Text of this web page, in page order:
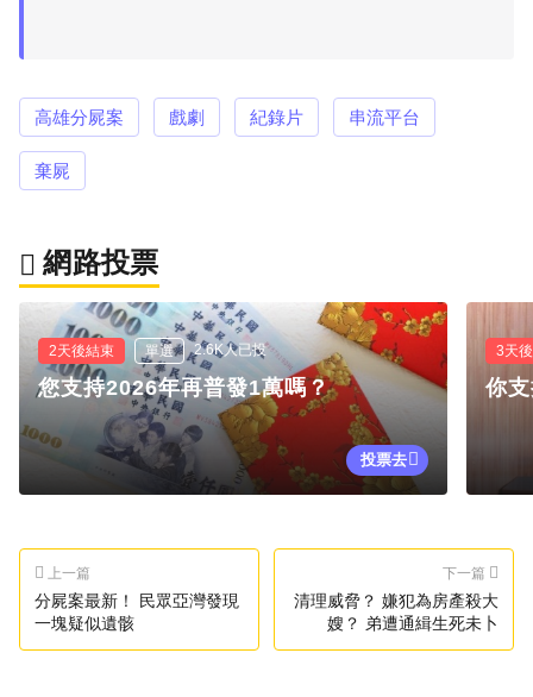
高雄分屍案 戲劇 紀錄片 串流平台
棄屍
網路投票
2天後結束 單選 2.6K人已投
您支持2026年再普發1萬嗎？
投票去
3天
你
上一篇
分屍案最新！ 民眾亞灣發現
一塊疑似遺骸
下一篇
清理威脅？ 嫌犯為房產殺大
嫂？ 弟遭通緝生死未卜